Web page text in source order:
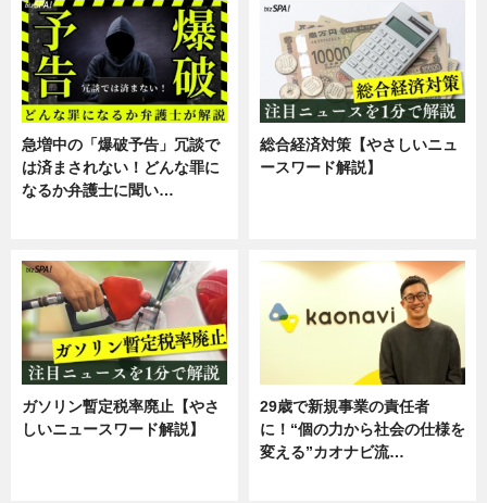
急増中の「爆破予告」冗談で
は済まされない！どんな罪に
なるか弁護士に聞い…
総合経済対策【やさしいニュ
ースワード解説】
ガソリン暫定税率廃止【やさ
しいニュースワード解説】
29歳で新規事業の責任者
に！“個の力から社会の仕様を
変える”カオナビ流…